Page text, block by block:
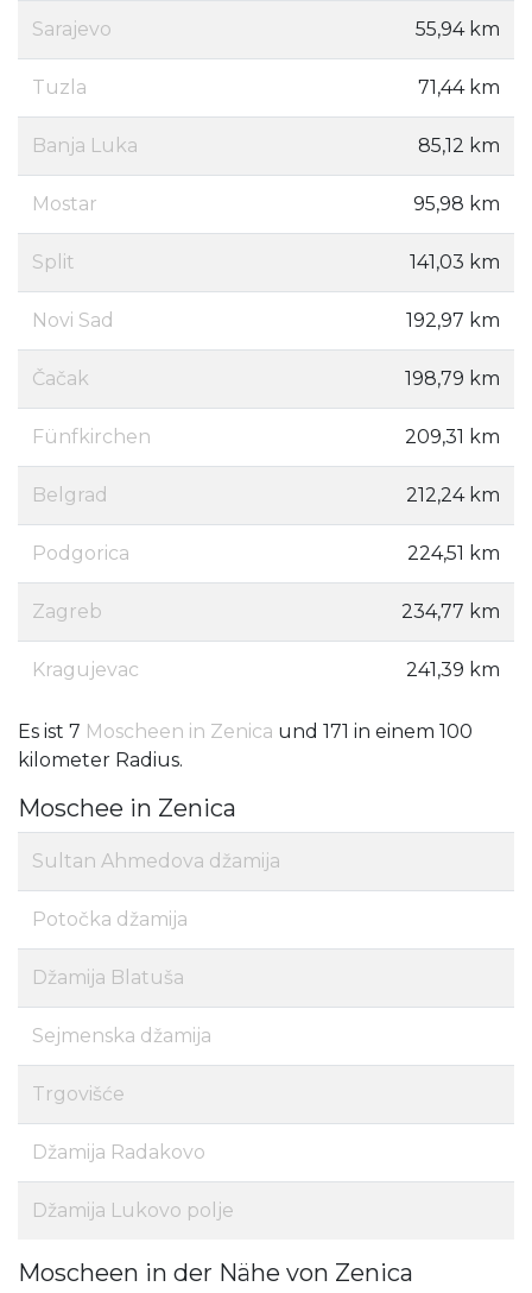
Sarajevo 55,94 km
Tuzla 71,44 km
Banja Luka 85,12 km
Mostar 95,98 km
Split 141,03 km
Novi Sad 192,97 km
Čačak 198,79 km
Fünfkirchen 209,31 km
Belgrad 212,24 km
Podgorica 224,51 km
Zagreb 234,77 km
Kragujevac 241,39 km
Es ist 7 Moscheen in Zenica und 171 in einem 100
kilometer Radius.
Moschee in Zenica
Sultan Ahmedova džamija
Potočka džamija
Džamija Blatuša
Sejmenska džamija
Trgovišće
Džamija Radakovo
Džamija Lukovo polje
Moscheen in der Nähe von Zenica